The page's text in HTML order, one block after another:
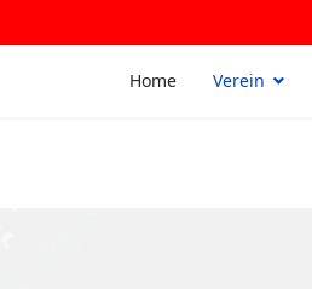
Home Verein